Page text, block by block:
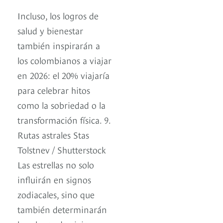
Incluso, los logros de
salud y bienestar
también inspirarán a
los colombianos a viajar
en 2026: el 20% viajaría
para celebrar hitos
como la sobriedad o la
transformación física. 9.
Rutas astrales Stas
Tolstnev / Shutterstock
Las estrellas no solo
influirán en signos
zodiacales, sino que
también determinarán